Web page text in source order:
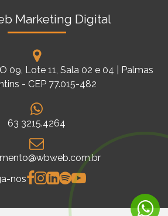
Marketing Digital
09, Lote 11, Sala 02 e 04 | Palmas
- CEP 77.015-482
63 3215.4264
nos